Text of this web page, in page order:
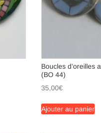
Boucles d’oreilles
(BO 44)
35,00€
Ajouter au panier